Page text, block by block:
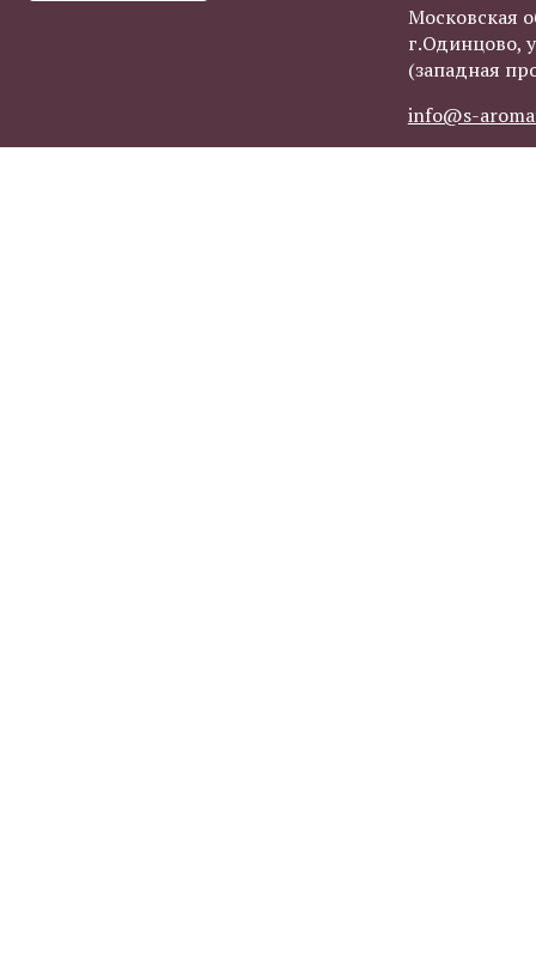
Московская
г.Одинцово,
(западная
info@s-